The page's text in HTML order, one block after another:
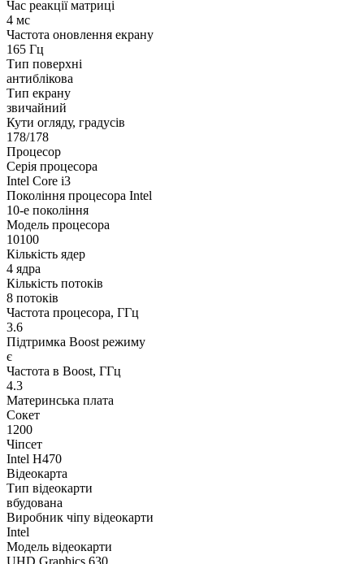
Час реакції матриці
4 мс
Частота оновлення екрану
165 Гц
Тип поверхні
антиблікова
Тип екрану
звичайний
Кути огляду, градусів
178/178
Процесор
Серія процесора
Intel Core i3
Покоління процесора Intel
10-е покоління
Модель процесора
10100
Кількість ядер
4 ядра
Кількість потоків
8 потоків
Частота процесора, ГГц
3.6
Підтримка Boost режиму
є
Частота в Boost, ГГц
4.3
Материнська плата
Сокет
1200
Чіпсет
Intel H470
Відеокарта
Тип відеокарти
вбудована
Виробник чіпу відеокарти
Intel
Модель відеокарти
UHD Graphics 630